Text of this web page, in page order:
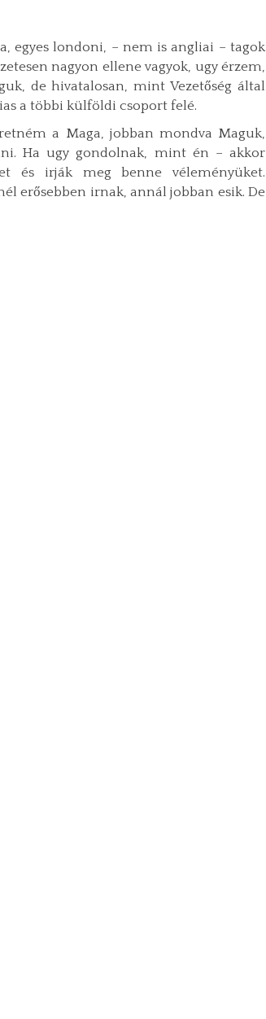
egyes londoni, – nem is angliai – tagok
nagyon ellene vagyok, ugy érzem,
de hivatalosan, mint Vezetőség által
a többi külföldi csoport felé.
a Maga, jobban mondva Maguk,
Ha ugy gondolnak, mint én – akkor
és irják meg benne véleményüket.
erősebben irnak, annál jobban esik. De